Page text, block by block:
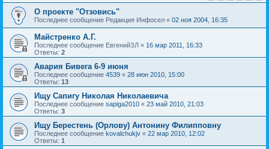
О проекте "Отзовись"
Последнее сообщение Редакция Инфосел « 02 ноя 2004, 16:35
Майстренко А.Г.
Последнее сообщение ЕвгенийЗЛ « 16 мар 2011, 16:33
Ответы: 2
Авария Бивега 6-9 июня
Последнее сообщение 4539 « 28 июн 2010, 15:00
Ответы: 13
Ищу Сапигу Николая Николаевича
Последнее сообщение sapiga2010 « 23 май 2010, 21:03
Ответы: 3
Ищу Берестень (Орлову) Антонину Филипповну
Последнее сообщение kovalchukjv « 22 мар 2010, 12:02
Ответы: 1